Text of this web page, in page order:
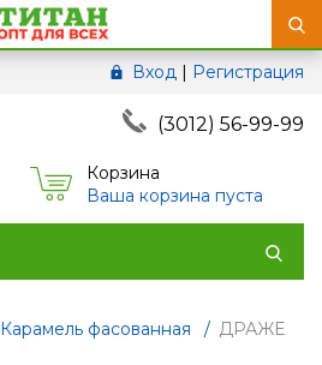
Вход | Регистрация
(3012) 56-99-99
Корзина
Ваша корзина пуста
Карамель фасованная / ДРАЖЕ